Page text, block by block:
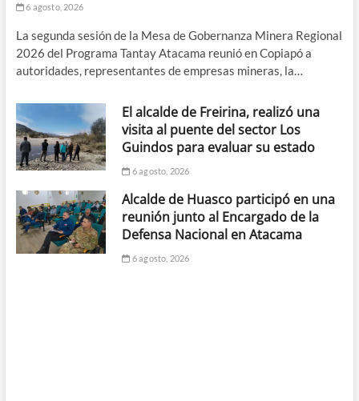
6 agosto, 2026
La segunda sesión de la Mesa de Gobernanza Minera Regional
2026 del Programa Tantay Atacama reunió en Copiapó a
autoridades, representantes de empresas mineras, la…
El alcalde de Freirina, realizó una
visita al puente del sector Los
Guindos para evaluar su estado
6 agosto, 2026
Alcalde de Huasco participó en una
reunión junto al Encargado de la
Defensa Nacional en Atacama
6 agosto, 2026